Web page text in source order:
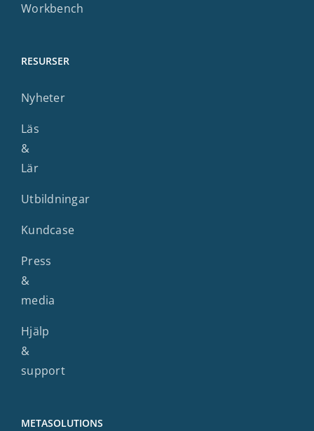
Workbench
RESURSER
Nyheter
Läs
&
Lär
Utbildningar
Kundcase
Press
&
media
Hjälp
&
support
METASOLUTIONS